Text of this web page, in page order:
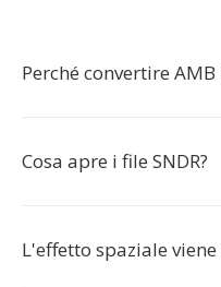
Perché convertire AMB
Cosa apre i file SNDR?
L'effetto spaziale